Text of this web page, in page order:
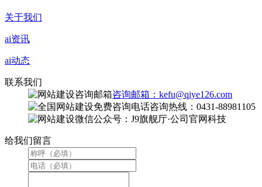
关于我们
ai资讯
ai动态
联系我们
咨询邮箱：kefu@qiye126.com
咨询热线：0431-88981105
微信公众号：J9旗舰厅·公司官网科技
给我们留言